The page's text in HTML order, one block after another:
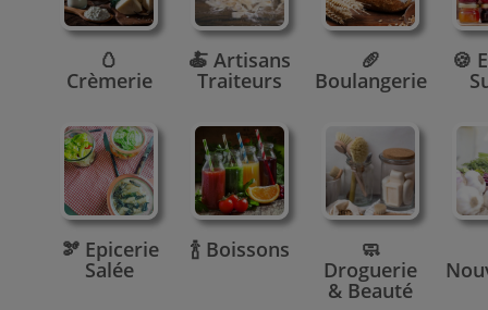
🥚
Crèmerie
🍝 Artisans
Traiteurs
🥖
Boulangerie
🍪
🫘 Epicerie
Salée
🍾 Boissons 🧼
Droguerie
& Beauté